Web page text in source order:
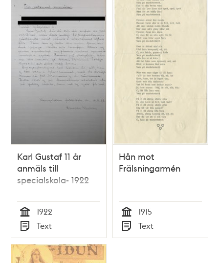
Karl Gustaf 11 år
anmäls till
specialskola- 1922
Tid
1922
Typ
Text
Hån mot
Frälsningarmén
Tid
1915
Typ
Text